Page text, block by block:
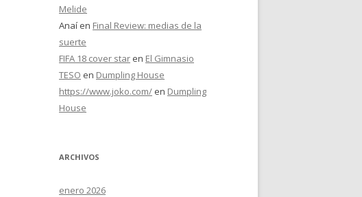
Melide
Anaí en Final Review: medias de la
suerte
FIFA 18 cover star en El Gimnasio
TESO en Dumpling House
https://www.joko.com/ en Dumpling
House
ARCHIVOS
enero 2026